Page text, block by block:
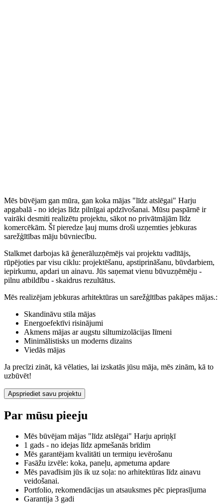
Mēs būvējam gan mūra, gan koka mājas "līdz atslēgai" Harju
apgabalā - no idejas līdz pilnīgai apdzīvošanai. Mūsu paspārnē ir
vairāki desmiti realizētu projektu, sākot no privātmājām līdz
komercēkām. Šī pieredze ļauj mums droši uzņemties jebkuras
sarežģītības māju būvniecību.
Stalkmet darbojas kā ģenerāluzņēmējs vai projektu vadītājs,
rūpējoties par visu ciklu: projektēšanu, apstiprināšanu, būvdarbiem,
iepirkumu, apdari un ainavu. Jūs saņemat vienu būvuzņēmēju -
pilnu atbildību - skaidrus rezultātus.
Mēs realizējam jebkuras arhitektūras un sarežģītības pakāpes mājas.:
Skandināvu stila mājas
Energoefektīvi risinājumi
Akmens mājas ar augstu siltumizolācijas līmeni
Minimālistisks un moderns dizains
Viedās mājas
Ja precīzi zināt, kā vēlaties, lai izskatās jūsu māja, mēs zinām, kā to
uzbūvēt!
Apspriediet savu projektu
Par mūsu pieeju
Mēs būvējam mājas "līdz atslēgai" Harju apriņķī
1 gads - no idejas līdz apmešanās brīdim
Mēs garantējam kvalitāti un termiņu ievērošanu
Fasāžu izvēle: koka, paneļu, apmetuma apdare
Mēs pavadīsim jūs ik uz soļa: no arhitektūras līdz ainavu
veidošanai.
Portfolio, rekomendācijas un atsauksmes pēc pieprasījuma
Garantija 3 gadi